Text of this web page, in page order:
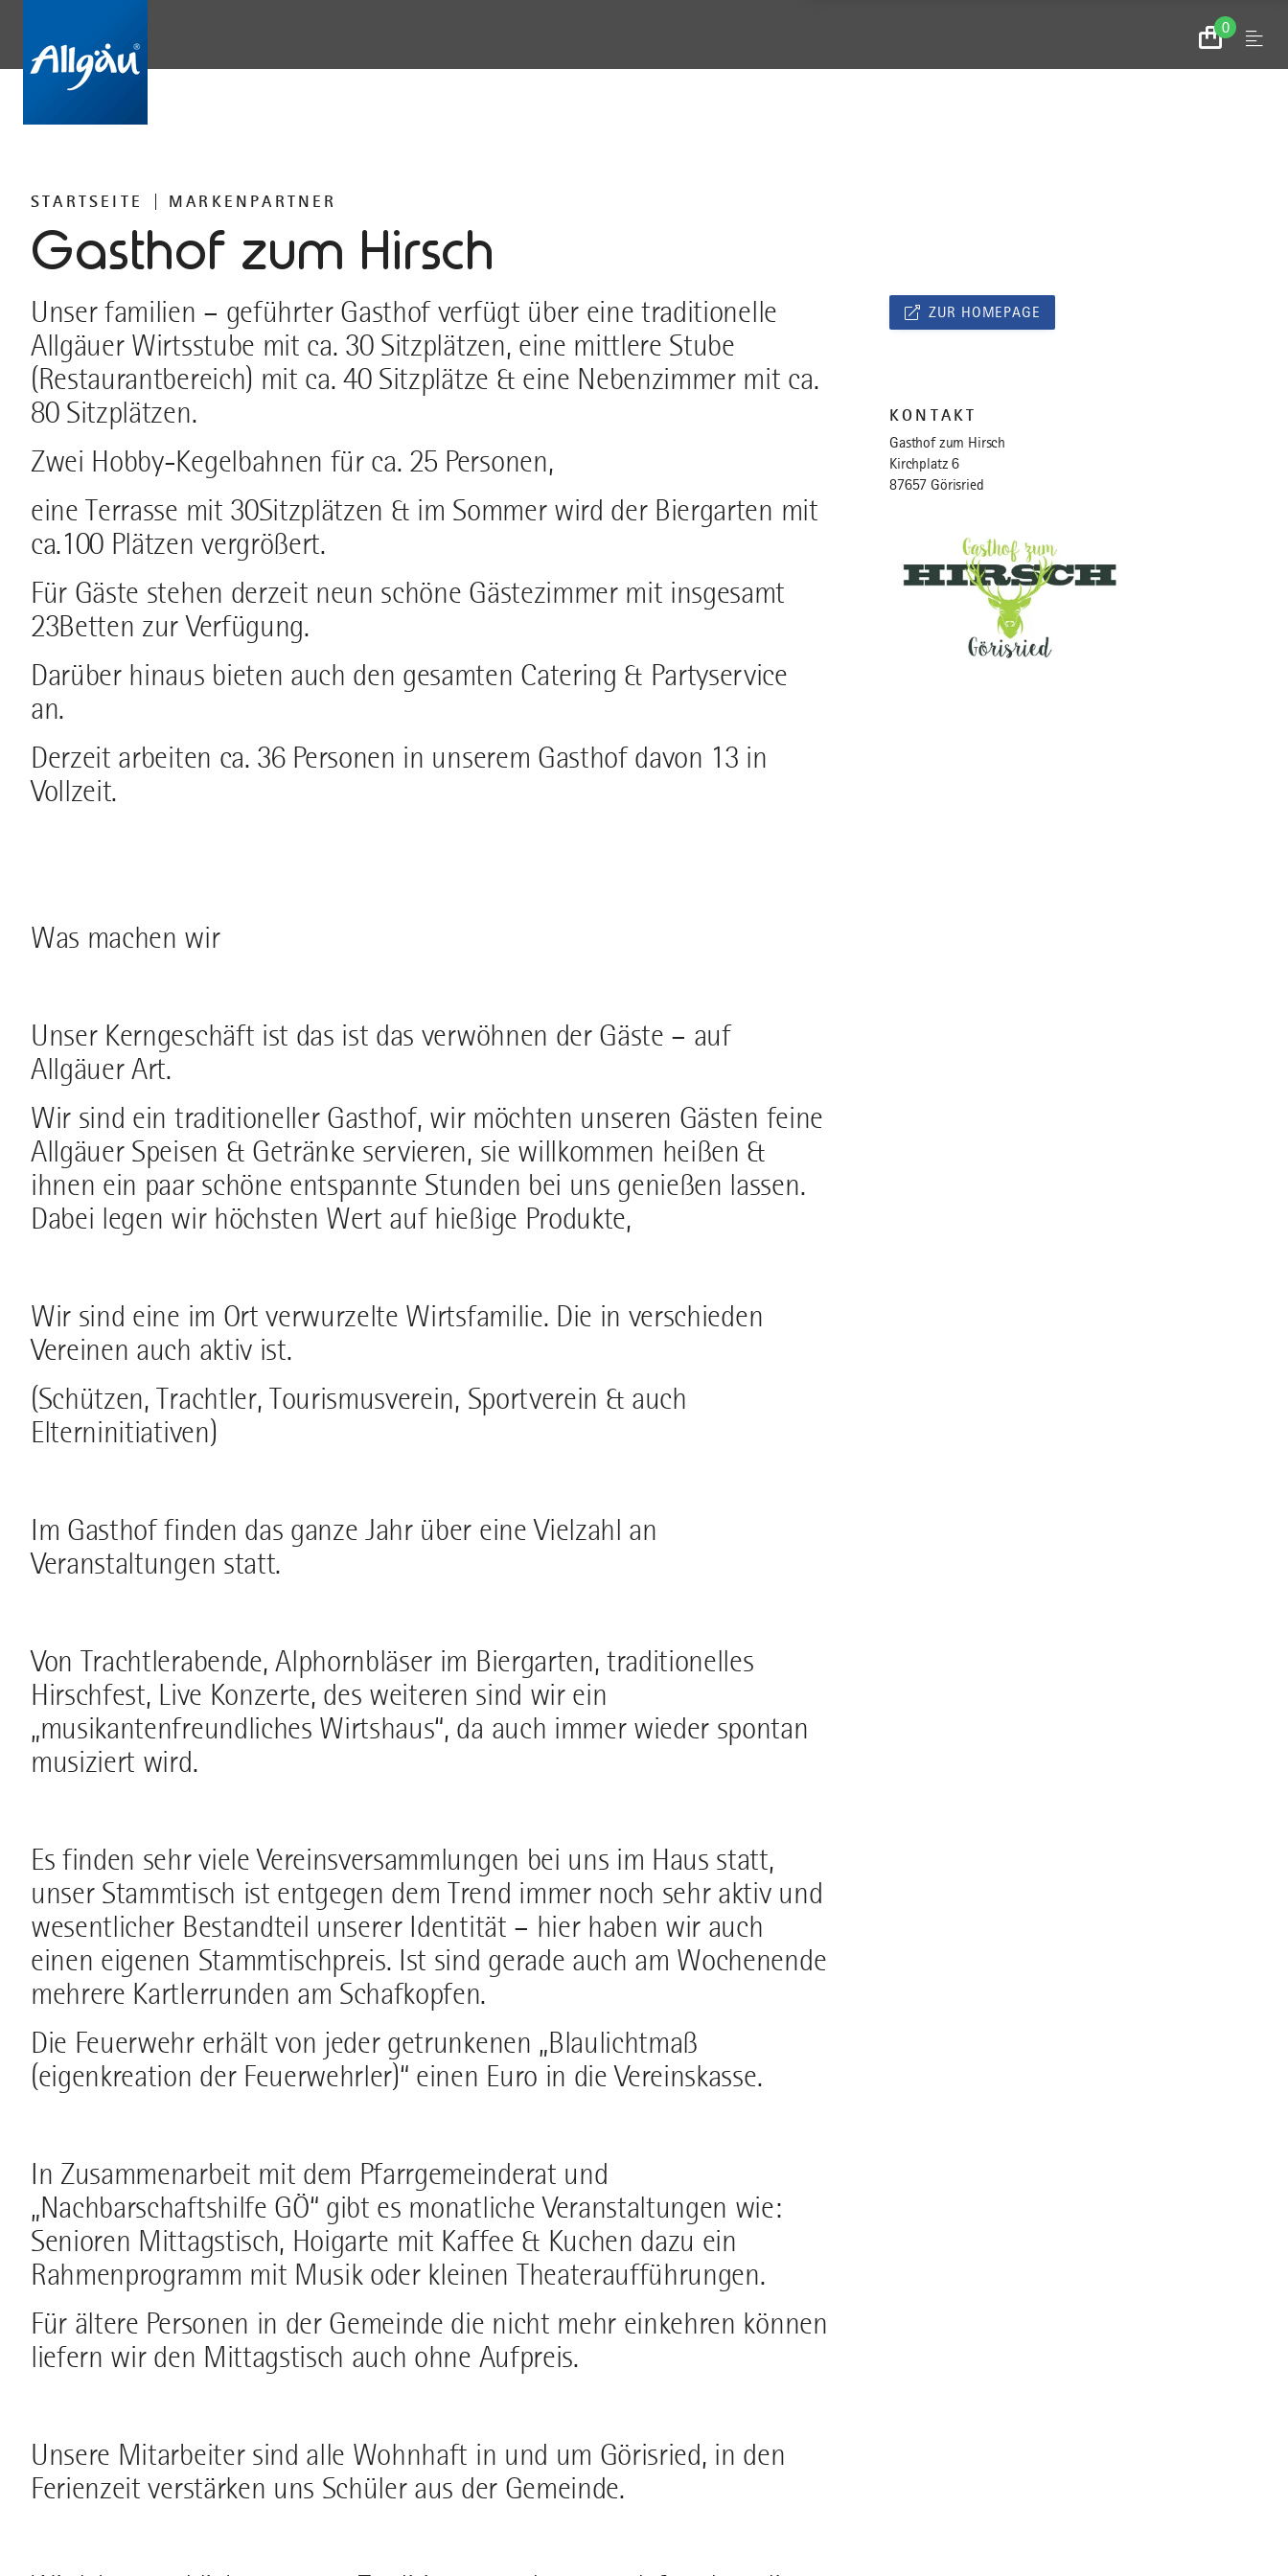
0
Zum
Warenkorb
Menu
STARTSEITE MARKENPARTNER
Gasthof zum Hirsch
Unser familien – geführter Gasthof verfügt über eine traditionelle
Allgäuer Wirtsstube mit ca. 30 Sitzplätzen, eine mittlere Stube
(Restaurantbereich) mit ca. 40 Sitzplätze & eine Nebenzimmer mit ca.
80 Sitzplätzen.
Zwei Hobby-Kegelbahnen für ca. 25 Personen,
eine Terrasse mit 30Sitzplätzen & im Sommer wird der Biergarten mit
ca.100 Plätzen vergrößert.
Für Gäste stehen derzeit neun schöne Gästezimmer mit insgesamt
23Betten zur Verfügung.
Darüber hinaus bieten auch den gesamten Catering & Partyservice
an.
Derzeit arbeiten ca. 36 Personen in unserem Gasthof davon 13 in
Vollzeit.
Was machen wir
Unser Kerngeschäft ist das ist das verwöhnen der Gäste – auf
Allgäuer Art.
Wir sind ein traditioneller Gasthof, wir möchten unseren Gästen feine
Allgäuer Speisen & Getränke servieren, sie willkommen heißen &
ihnen ein paar schöne entspannte Stunden bei uns genießen lassen.
Dabei legen wir höchsten Wert auf hießige Produkte,
Wir sind eine im Ort verwurzelte Wirtsfamilie. Die in verschieden
Vereinen auch aktiv ist.
(Schützen, Trachtler, Tourismusverein, Sportverein & auch
Elterninitiativen)
Im Gasthof finden das ganze Jahr über eine Vielzahl an
Veranstaltungen statt.
Von Trachtlerabende, Alphornbläser im Biergarten, traditionelles
Hirschfest, Live Konzerte, des weiteren sind wir ein
„musikantenfreundliches Wirtshaus“, da auch immer wieder spontan
musiziert wird.
Es finden sehr viele Vereinsversammlungen bei uns im Haus statt,
unser Stammtisch ist entgegen dem Trend immer noch sehr aktiv und
wesentlicher Bestandteil unserer Identität – hier haben wir auch
einen eigenen Stammtischpreis. Ist sind gerade auch am Wochenende
mehrere Kartlerrunden am Schafkopfen.
Die Feuerwehr erhält von jeder getrunkenen „Blaulichtmaß
(eigenkreation der Feuerwehrler)“ einen Euro in die Vereinskasse.
In Zusammenarbeit mit dem Pfarrgemeinderat und
„Nachbarschaftshilfe GÖ“ gibt es monatliche Veranstaltungen wie:
Senioren Mittagstisch, Hoigarte mit Kaffee & Kuchen dazu ein
Rahmenprogramm mit Musik oder kleinen Theateraufführungen.
Für ältere Personen in der Gemeinde die nicht mehr einkehren können
liefern wir den Mittagstisch auch ohne Aufpreis.
Unsere Mitarbeiter sind alle Wohnhaft in und um Görisried, in den
Ferienzeit verstärken uns Schüler aus der Gemeinde.
ZUR HOMEPAGE
KONTAKT
Gasthof zum Hirsch
Kirchplatz 6
87657 Görisried